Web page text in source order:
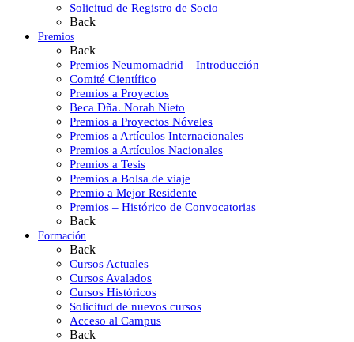
Solicitud de Registro de Socio
Back
Premios
Back
Premios Neumomadrid – Introducción
Comité Científico
Premios a Proyectos
Beca Dña. Norah Nieto
Premios a Proyectos Nóveles
Premios a Artículos Internacionales
Premios a Artículos Nacionales
Premios a Tesis
Premios a Bolsa de viaje
Premio a Mejor Residente
Premios – Histórico de Convocatorias
Back
Formación
Back
Cursos Actuales
Cursos Avalados
Cursos Históricos
Solicitud de nuevos cursos
Acceso al Campus
Back